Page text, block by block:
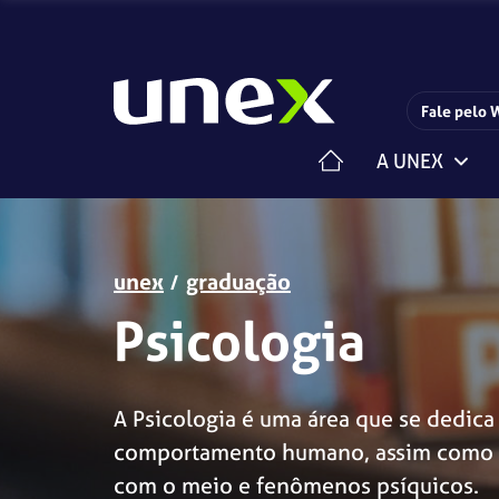
Fale pelo
A UNEX
unex graduação
Psicologia
A Psicologia é uma área que se
comportamento humano, assim
com o meio e fenômenos psíquicos.